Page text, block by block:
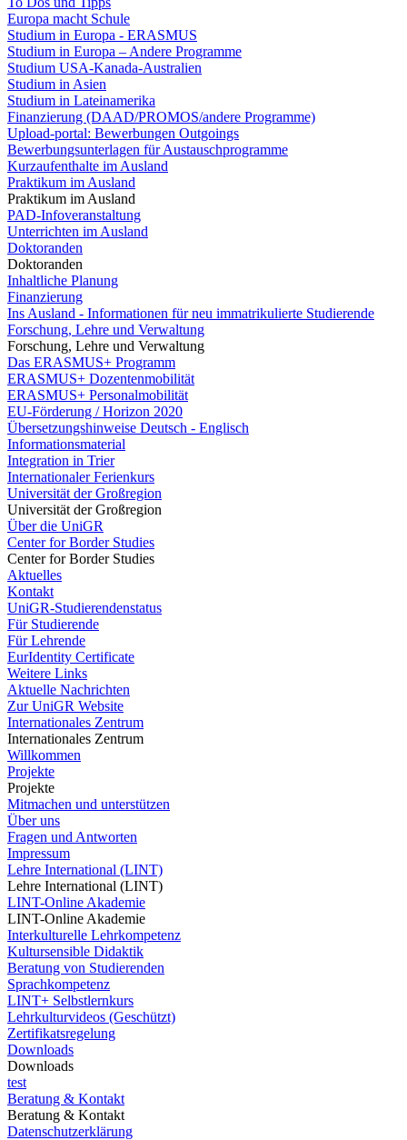
Europa macht Schule
Studium in Europa - ERASMUS
Studium in Europa – Andere Programme
Studium USA-Kanada-Australien
Studium in Asien
Studium in Lateinamerika
Finanzierung (DAAD/PROMOS/andere Programme)
Upload-portal: Bewerbungen Outgoings
Bewerbungsunterlagen für Austauschprogramme
Kurzaufenthalte im Ausland
Praktikum im Ausland
Praktikum im Ausland
PAD-Infoveranstaltung
Unterrichten im Ausland
Doktoranden
Doktoranden
Inhaltliche Planung
Finanzierung
Ins Ausland - Informationen für neu immatrikulierte Studierende
Forschung, Lehre und Verwaltung
Forschung, Lehre und Verwaltung
Das ERASMUS+ Programm
ERASMUS+ Dozentenmobilität
ERASMUS+ Personalmobilität
EU-Förderung / Horizon 2020
Übersetzungshinweise Deutsch - Englisch
Informationsmaterial
Integration in Trier
Internationaler Ferienkurs
Universität der Großregion
Universität der Großregion
Über die UniGR
Center for Border Studies
Center for Border Studies
Aktuelles
Kontakt
UniGR-Studierendenstatus
Für Studierende
Für Lehrende
EurIdentity Certificate
Weitere Links
Aktuelle Nachrichten
Zur UniGR Website
Internationales Zentrum
Internationales Zentrum
Willkommen
Projekte
Projekte
Mitmachen und unterstützen
Über uns
Fragen und Antworten
Impressum
Lehre International (LINT)
Lehre International (LINT)
LINT-Online Akademie
LINT-Online Akademie
Interkulturelle Lehrkompetenz
Kultursensible Didaktik
Beratung von Studierenden
Sprachkompetenz
LINT+ Selbstlernkurs
Lehrkulturvideos (Geschützt)
Zertifikatsregelung
Downloads
Downloads
test
Beratung & Kontakt
Beratung & Kontakt
Datenschutzerklärung